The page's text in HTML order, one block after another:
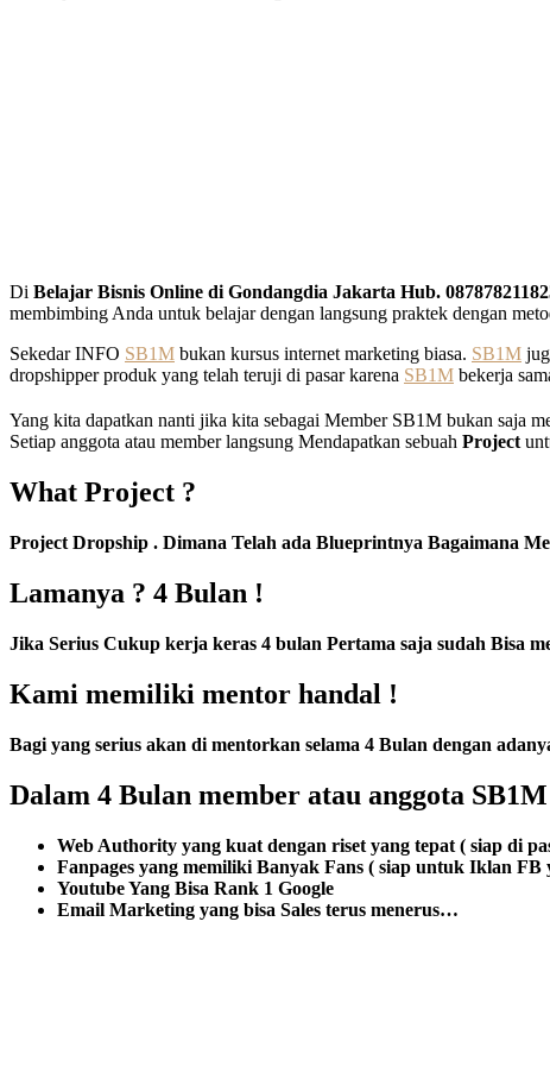
Di Belajar Bisnis Online di Gondangdia Jakarta Hub.
membimbing Anda untuk belajar dengan langsung praktek dengan
Sekedar INFO SB1M bukan kursus internet marketing biasa. SB1M
dropshipper produk yang telah teruji di pasar karena SB1M bekerja
Yang kita dapatkan nanti jika kita sebagai Member SB1M bukan saja
Setiap anggota atau member langsung Mendapatkan sebuah Project
What Project ?
Project Dropship . Dimana Telah ada Blueprintnya Bagaimana
Lamanya ? 4 Bulan !
Jika Serius Cukup kerja keras 4 bulan Pertama saja sudah Bisa
Kami memiliki mentor handal !
Bagi yang serius akan di mentorkan selama 4 Bulan dengan
Dalam 4 Bulan member atau anggota
Web Authority yang kuat dengan riset yang tepat ( siap di
Fanpages yang memiliki Banyak Fans ( siap untuk Iklan FB
Youtube Yang Bisa Rank 1 Google
Email Marketing yang bisa Sales terus menerus…